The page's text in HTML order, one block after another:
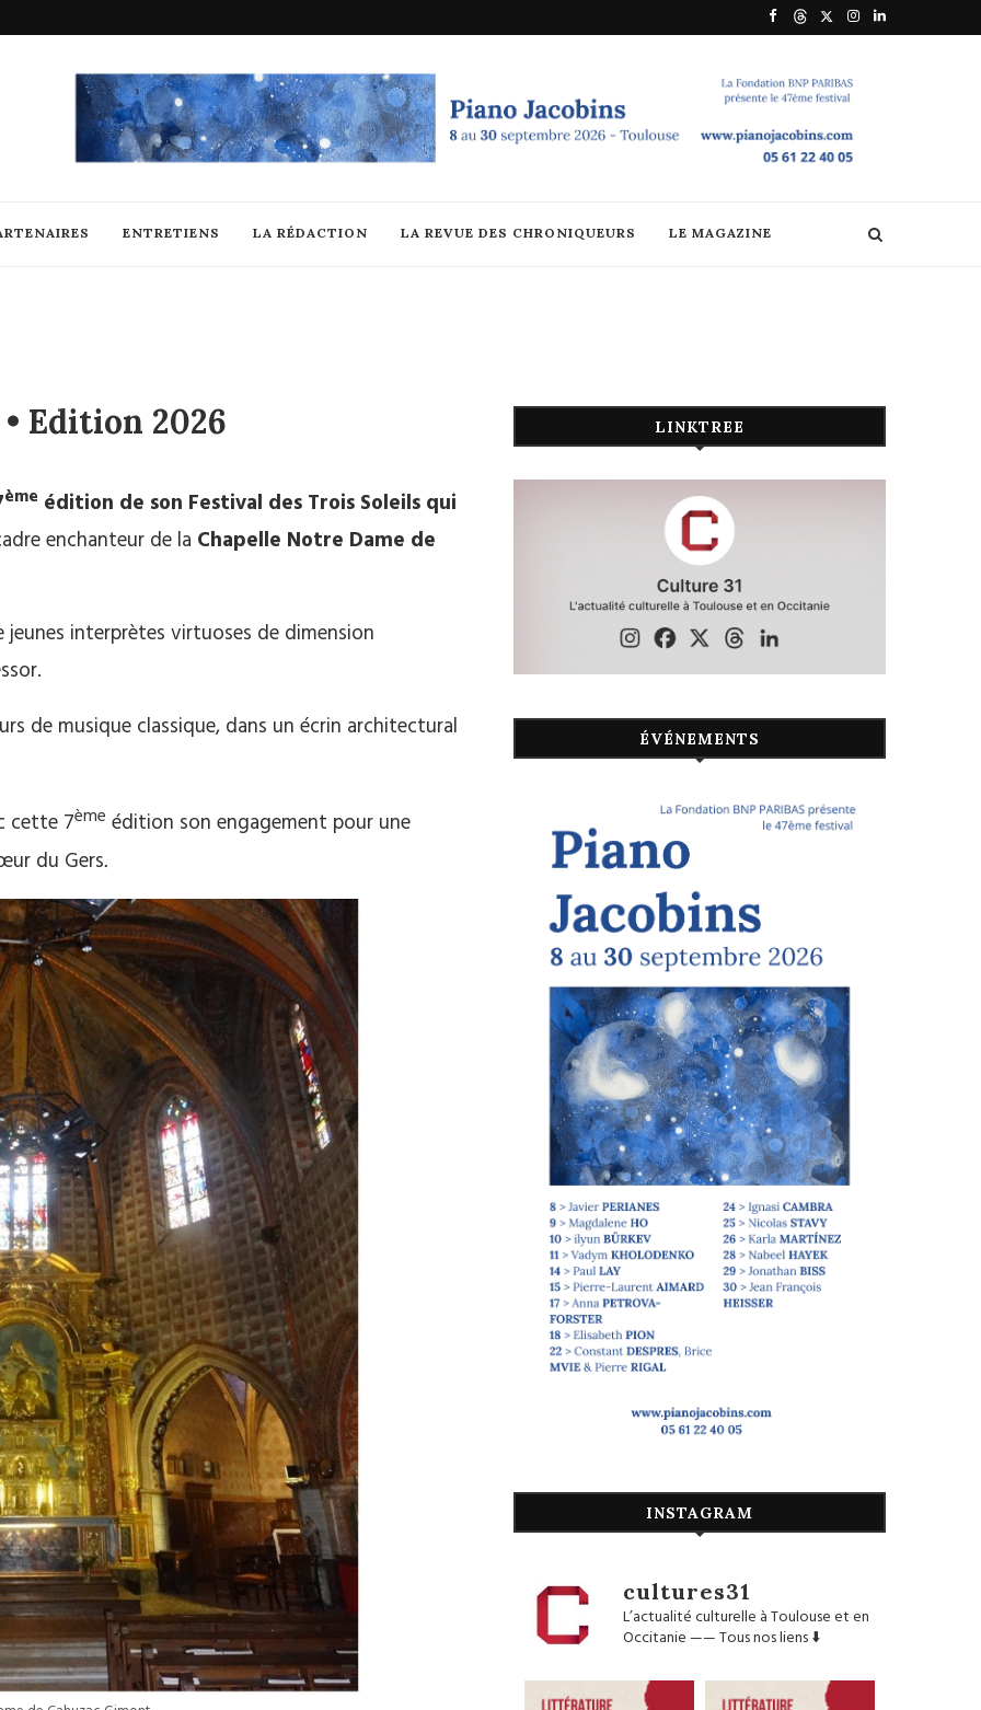
ENTRETIENS LA RÉDACTION LA REVUE DES CHRONIQUEURS LE MAGAZINE
Edition 2026
ème édition de son Festival des Trois Soleils qui
enchanteur de la Chapelle Notre Dame de
jeunes interprètes virtuoses de dimension
de musique classique, dans un écrin architectural
cette 7ème édition son engagement pour une
du Gers.
LINKTREE
ÉVÉNEMENTS
INSTAGRAM
cultures31
L’actualité culturelle à Toulouse et en
Occitanie——Tous nos liens ⬇️